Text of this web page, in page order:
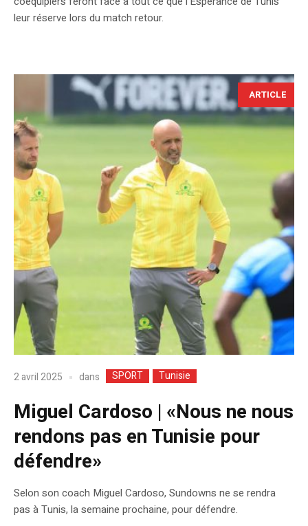
leur réserve lors du match retour.
ARTICLE
2 avril 2025 dans SPORT Tunisie
Miguel Cardoso | «Nous ne nous
rendons pas en Tunisie pour
défendre»
Selon son coach Miguel Cardoso, Sundowns ne se rendra
pas à Tunis, la semaine prochaine, pour défendre.